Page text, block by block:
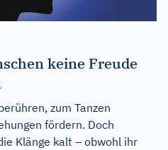
keine Freude
zum Tanzen
fördern. Doch
Klänge kalt – obwohl ihr